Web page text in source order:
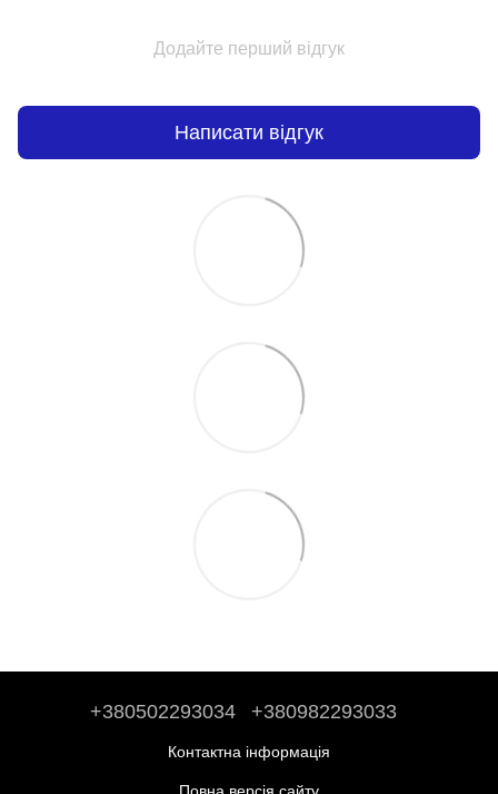
Додайте перший відгук
Написати відгук
+380502293034 +380982293033
Контактна інформація